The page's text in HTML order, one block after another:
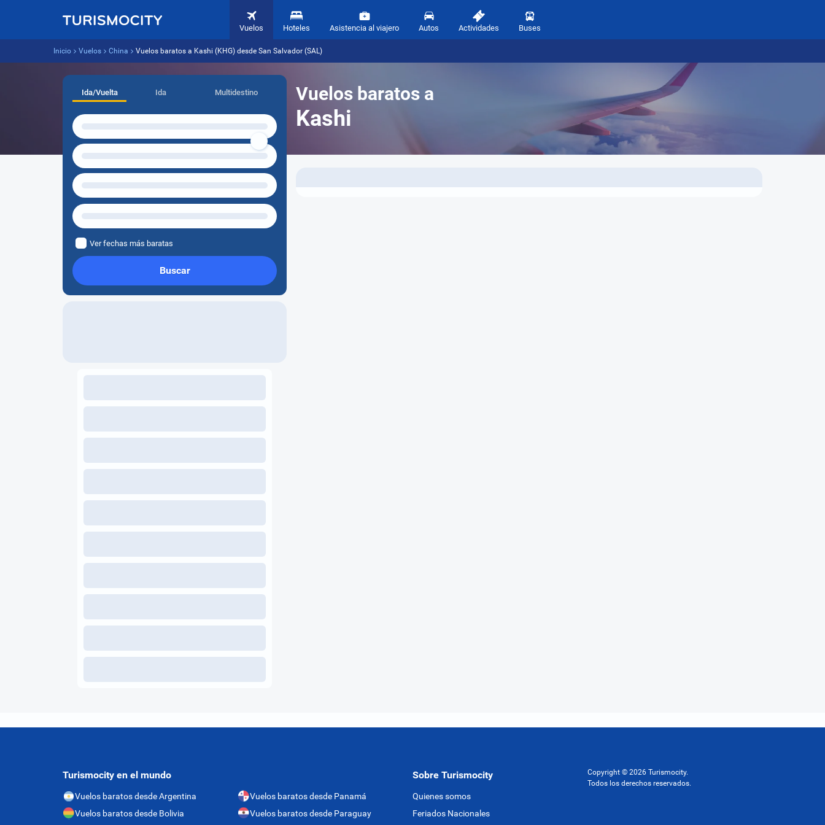
Vuelos Hoteles Asistencia al viajero Autos Actividades Buses
Inicio Vuelos China Vuelos baratos a Kashi (KHG) desde San Salvador (SAL)
Vuelos baratos a
Kashi
Ida/Vuelta Ida Multidestino
Ver fechas más baratas
Buscar
Turismocity en el mundo
Vuelos baratos desde Argentina
Vuelos baratos desde Bolivia
Vuelos baratos desde Panamá
Vuelos baratos desde Paraguay
Sobre Turismocity
Quienes somos
Feriados Nacionales
Copyright © 2026 Turismocity.
Todos los derechos reservados.